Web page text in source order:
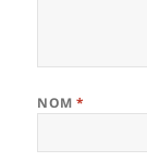
NOM*